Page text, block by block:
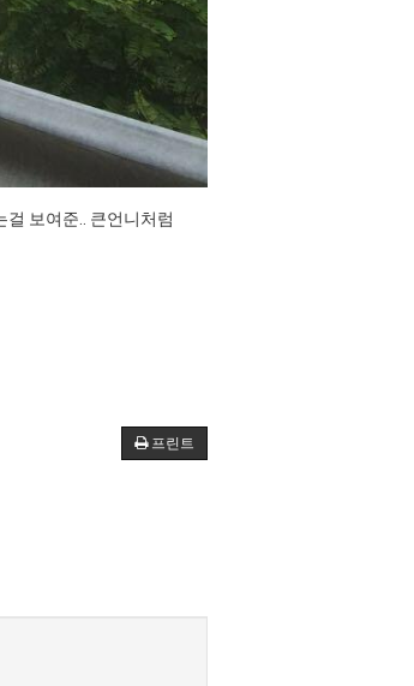
보여준.. 큰언니처럼
프린트